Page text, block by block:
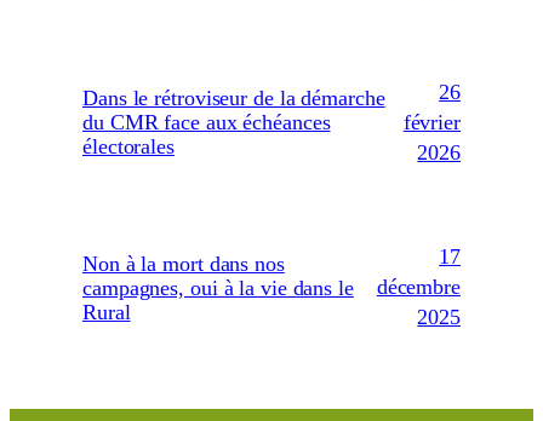
Dans le rétroviseur de la démarche
du CMR face aux échéances
électorales
26
février
2026
Non à la mort dans nos
campagnes, oui à la vie dans le
Rural
17
décembre
2025